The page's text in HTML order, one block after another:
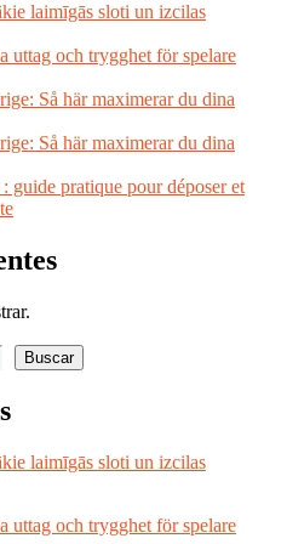
laimīgās sloti un izcilas
uttag och trygghet för spelare
Så här maximerar du dina
Så här maximerar du dina
guide pratique pour déposer et
Buscar
laimīgās sloti un izcilas
uttag och trygghet för spelare